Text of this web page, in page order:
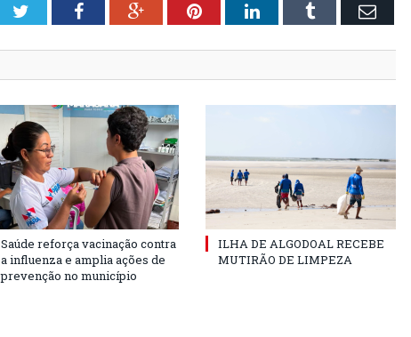
TwitterFacebookGoogle+PinterestLinkedInTumblr Email
Saúde reforça vacinação contra
a influenza e amplia ações de
prevenção no município
ILHA DE ALGODOAL RECEBE
MUTIRÃO DE LIMPEZA